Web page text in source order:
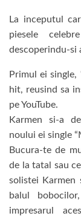
La inceputul
piesele
descoperindu-si
Primul ei
hit, reusind sa
pe YouTube.
Karmen si-a
noului ei single
Bucura-te de
de la tatal sau
solistei Karmen
balul
impresarul